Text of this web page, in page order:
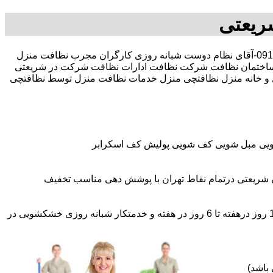
30 در صد تخفیف بیمه رایگان 09196351909-آقای نظام دوست شبانه روزی کارگران مجرب نظافت منزل
نظافت شرکت نظافت ادارات نظافت شرکت در شریعتی
و خانه منزل نظافتچی منزل خدمات نظافت منزل توسط نظافتچی
مبل شویی کف شویی پولیش کف اسکرابر
درتمام نقاط تهران با پوشش دهی مناسب تخفیف
اعزام نظافتچی روزمزد و مهمان دار به تمام نقاط و در سراسر تهران (حرفه ای و آموزش دیده )اعزام خدمتکار ثابت روزانه (خانم)از 1 روز درهفته تا 6 روز در هفته و خدمتکار شبانه روزی خشکشویی در
باشد)